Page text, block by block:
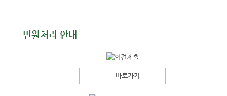
민원처리 안내
바로가기